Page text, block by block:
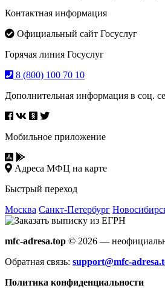
Контактная информация
Официальный сайт Госуслуг
Горячая линия Госуслуг
8 (800) 100 70 10
Дополнительная информация в соц.
Мобильное приложение
Адреса МФЦ на карте
Быстрый переход
Москва Санкт-Петербург
mfc-adresa.top © 2026 —
Обратная связь: support@mfc-
Политика конфиденциальности